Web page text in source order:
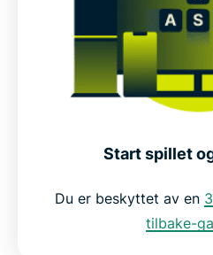
Start spillet
Du er beskyttet av en
tilbake-